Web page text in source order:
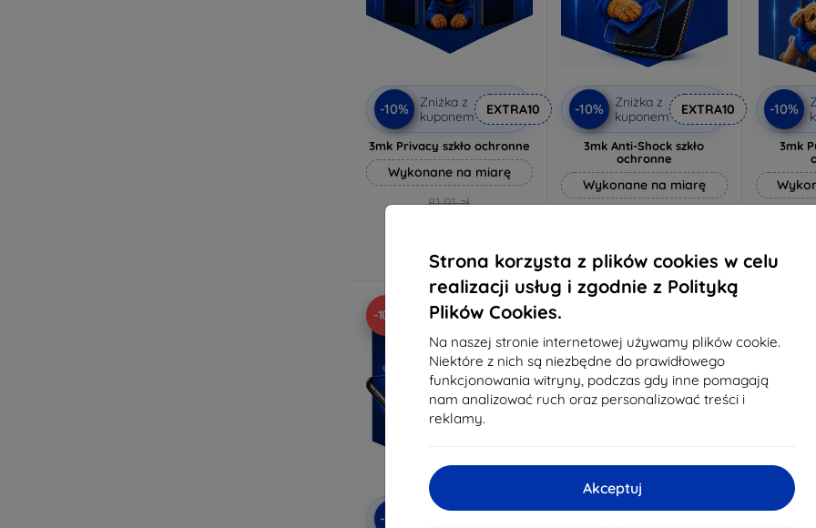
Strona korzysta z plików cookies w celu
realizacji usług i zgodnie z Polityką
Plików Cookies.
Na naszej stronie internetowej używamy plików cookie.
Niektóre z nich są niezbędne do prawidłowego
funkcjonowania witryny, podczas gdy inne pomagają
nam analizować ruch oraz personalizować treści i
reklamy.
Akceptuj
-10%
Zniżka z
kuponem
EXTRA10
3mk Privacy szkło ochronne
Wykonane na miarę
81,91 zł
Na stanie: 3 szt.
-10%
Zniżka z
kuponem
EXTRA10
3mk Anti-Shock szkło
ochronne
Wykonane na miarę
Na stanie: > 5 szt.
-10%
3mk
Na
-10%
-10%
Zniżka z
Zniżka z